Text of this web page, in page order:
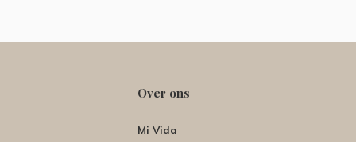
Over ons
Mi Vida